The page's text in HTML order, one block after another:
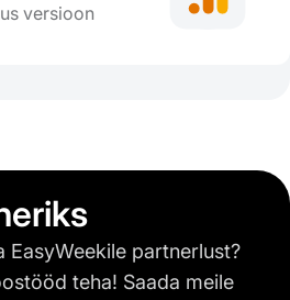
versioon
EasyWeekile partnerlust?
teha! Saada meile